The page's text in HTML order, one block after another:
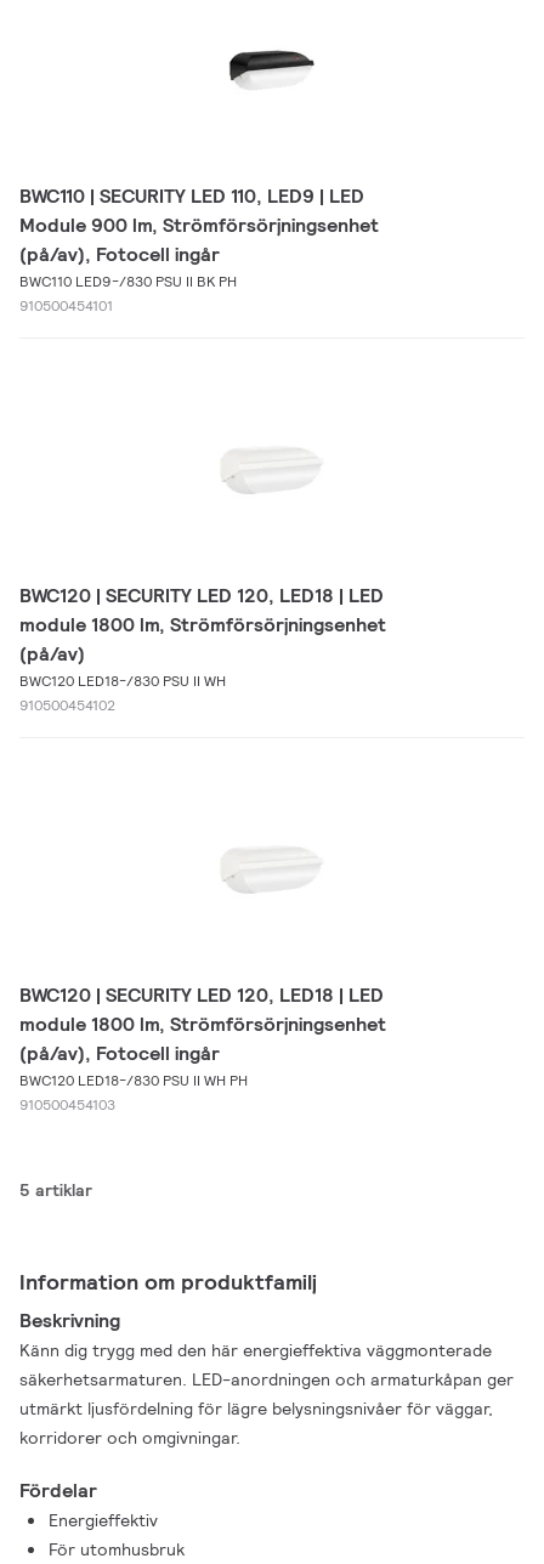
BWC110 | SECURITY LED 110, LED9 | LED
Module 900 lm, Strömförsörjningsenhet
(på/av), Fotocell ingår
BWC110 LED9-/830 PSU II BK PH
910500454101
BWC120 | SECURITY LED 120, LED18 | LED
module 1800 lm, Strömförsörjningsenhet
(på/av)
BWC120 LED18-/830 PSU II WH
910500454102
BWC120 | SECURITY LED 120, LED18 | LED
module 1800 lm, Strömförsörjningsenhet
(på/av), Fotocell ingår
BWC120 LED18-/830 PSU II WH PH
910500454103
5 artiklar
Information om produktfamilj
Beskrivning
Känn dig trygg med den här energieffektiva väggmonterade
säkerhetsarmaturen. LED-anordningen och armaturkåpan ger
utmärkt ljusfördelning för lägre belysningsnivåer för väggar,
korridorer och omgivningar.
Fördelar
Energieffektiv
För utomhusbruk